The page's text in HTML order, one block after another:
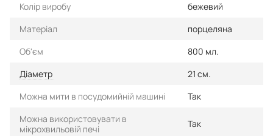
Колір виробу
бежевий
Матеріал
порцеляна
Об'єм
800 мл.
Діаметр
21 см.
Можна мити в посудомийній машині
Так
Можна використовувати в
мікрохвильовій печі
Так